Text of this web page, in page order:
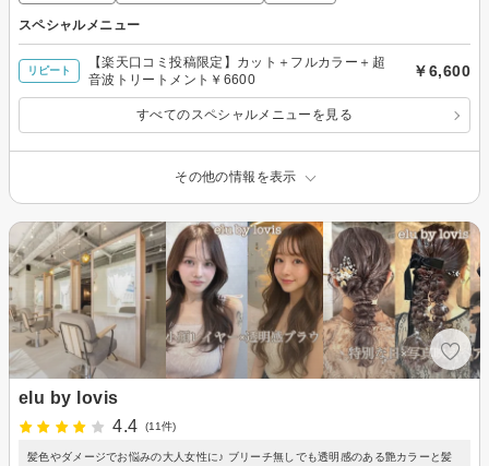
スペシャルメニュー
リピート
【楽天口コミ投稿限定】カット＋フルカラー＋超
音波トリートメント￥6600
￥6,600
すべてのスペシャルメニューを見る
その他の情報を表示
elu by lovis
4.4
(11件)
髪色やダメージでお悩みの大人女性に♪ ブリーチ無しでも透明感のある艶カラーと髪